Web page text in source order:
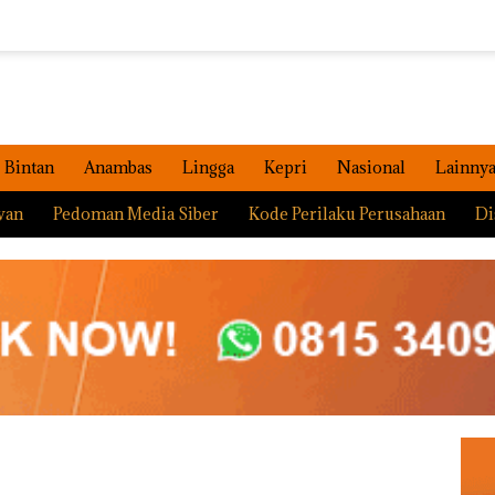
Bintan Anambas Lingga Kepri Nasional Lainnya
Pedoman Media Siber Kode Perilaku Perusahaan